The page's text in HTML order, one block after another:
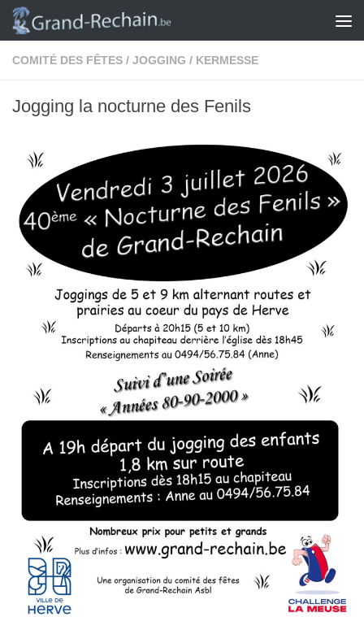
Skip to content
COMITÉ DES FÊTES / JOGGING / KERMESSE
Jogging la nocturne des Fenils